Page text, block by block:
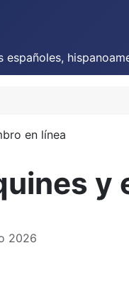
en línea
y
2026